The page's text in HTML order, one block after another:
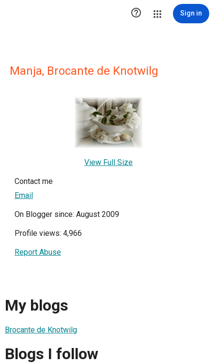
 Sign in
Manja, Brocante de Knotwilg
View Full Size
Contact me
Email
On Blogger since: August 2009
Profile views: 4,966
Report Abuse
My blogs
Brocante de Knotwilg
Blogs I follow